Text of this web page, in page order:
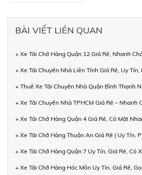
BÀI VIẾT LIÊN QUAN
+ Xe Tải Chở Hàng Quận 12 Giá Rẻ, Nhanh
+ Xe Tải Chuyển Nhà Liên Tỉnh Giá Rẻ, Uy
+ Thuê Xe Tải Chuyển Nhà Quận Bình Thạnh
+ Xe Tải Chuyển Nhà TPHCM Giá Rẻ – Nhanh
+ Xe Tải Chở Hàng Quận 4 Giá Rẻ, Có Mặt
+ Xe Tải Chở Hàng Thuận An Giá Rẻ | Uy Tín,
+ Xe Tải Chở Hàng Quận 7 Uy Tín, Giá Rẻ, Có
+ Xe Tải Chở Hàng Hóc Môn Uy Tín, Giá Rẻ,